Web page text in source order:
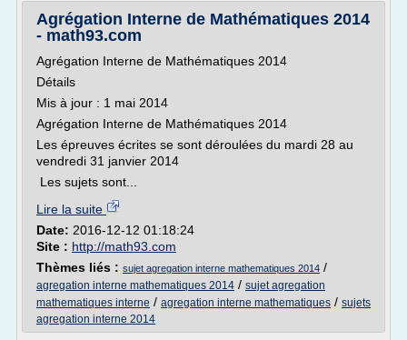
Agrégation Interne de Mathématiques 2014
- math93.com
Agrégation Interne de Mathématiques 2014
Détails
Mis à jour : 1 mai 2014
Agrégation Interne de Mathématiques 2014
Les épreuves écrites se sont déroulées du mardi 28 au
vendredi 31 janvier 2014
Les sujets sont...
Lire la suite
Date: 2016-12-12 01:18:24
Site : http://math93.com
Thèmes liés : sujet agregation interne mathematiques 2014 /
agregation interne mathematiques 2014 / sujet agregation
mathematiques interne / agregation interne mathematiques / sujets
agregation interne 2014